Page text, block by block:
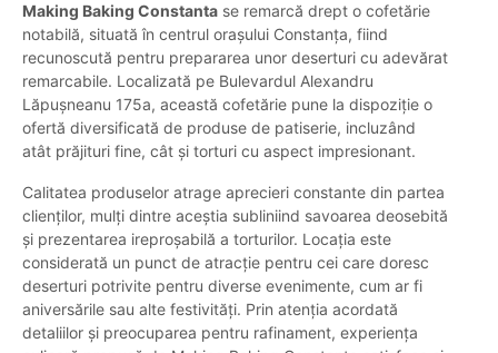
Making Baking Constanta se remarcă drept o cofetărie
notabilă, situată în centrul orașului Constanța, fiind
recunoscută pentru prepararea unor deserturi cu adevărat
remarcabile. Localizată pe Bulevardul Alexandru
Lăpușneanu 175a, această cofetărie pune la dispoziție o
ofertă diversificată de produse de patiserie, incluzând
atât prăjituri fine, cât și torturi cu aspect impresionant.
Calitatea produselor atrage aprecieri constante din partea
clienților, mulți dintre aceștia subliniind savoarea deosebită
și prezentarea ireproșabilă a torturilor. Locația este
considerată un punct de atracție pentru cei care doresc
deserturi potrivite pentru diverse evenimente, cum ar fi
aniversările sau alte festivități. Prin atenția acordată
detaliilor și preocuparea pentru rafinament, experiența